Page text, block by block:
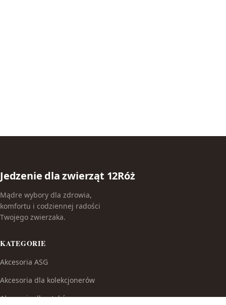
Jedzenie dla zwierząt 12Róż
Mądre wybory dla zdrowia,
komfortu i codziennej radości
Twojego zwierzaka.
KATEGORIE
Akcesoria ASG
Akcesoria dla kolekcjonerów
Akcesoria dla ptaków